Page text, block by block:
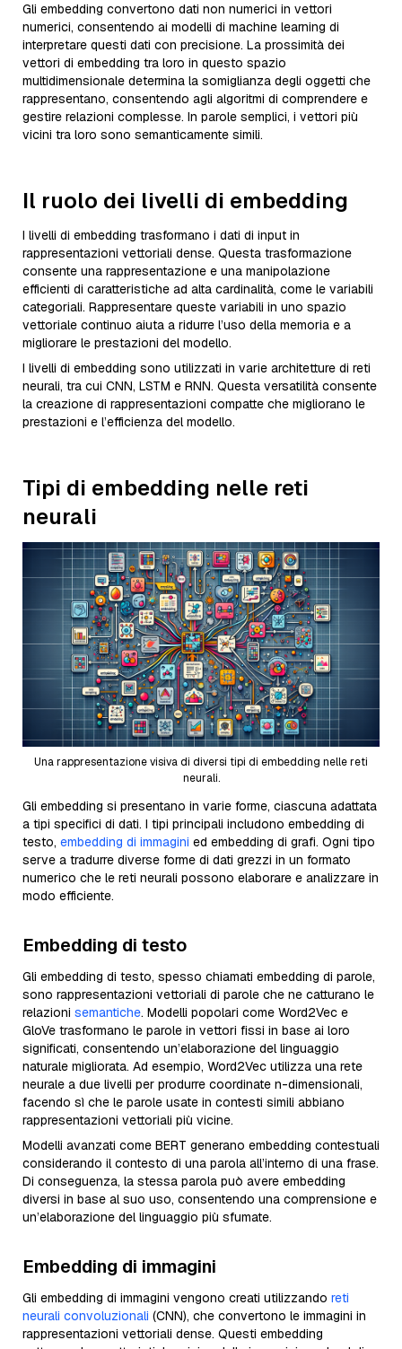
Gli embedding convertono dati non numerici in vettori
numerici, consentendo ai modelli di machine learning di
interpretare questi dati con precisione. La prossimità dei
vettori di embedding tra loro in questo spazio
multidimensionale determina la somiglianza degli oggetti che
rappresentano, consentendo agli algoritmi di comprendere e
gestire relazioni complesse. In parole semplici, i vettori più
vicini tra loro sono semanticamente simili.
Il ruolo dei livelli di embedding
I livelli di embedding trasformano i dati di input in
rappresentazioni vettoriali dense. Questa trasformazione
consente una rappresentazione e una manipolazione
efficienti di caratteristiche ad alta cardinalità, come le variabili
categoriali. Rappresentare queste variabili in uno spazio
vettoriale continuo aiuta a ridurre l’uso della memoria e a
migliorare le prestazioni del modello.
I livelli di embedding sono utilizzati in varie architetture di reti
neurali, tra cui CNN, LSTM e RNN. Questa versatilità consente
la creazione di rappresentazioni compatte che migliorano le
prestazioni e l’efficienza del modello.
Tipi di embedding nelle reti
neurali
Una rappresentazione visiva di diversi tipi di embedding nelle reti
neurali.
Gli embedding si presentano in varie forme, ciascuna adattata
a tipi specifici di dati. I tipi principali includono embedding di
testo, embedding di immagini ed embedding di grafi. Ogni tipo
serve a tradurre diverse forme di dati grezzi in un formato
numerico che le reti neurali possono elaborare e analizzare in
modo efficiente.
Embedding di testo
Gli embedding di testo, spesso chiamati embedding di parole,
sono rappresentazioni vettoriali di parole che ne catturano le
relazioni semantiche. Modelli popolari come Word2Vec e
GloVe trasformano le parole in vettori fissi in base ai loro
significati, consentendo un’elaborazione del linguaggio
naturale migliorata. Ad esempio, Word2Vec utilizza una rete
neurale a due livelli per produrre coordinate n-dimensionali,
facendo sì che le parole usate in contesti simili abbiano
rappresentazioni vettoriali più vicine.
Modelli avanzati come BERT generano embedding contestuali
considerando il contesto di una parola all’interno di una frase.
Di conseguenza, la stessa parola può avere embedding
diversi in base al suo uso, consentendo una comprensione e
un’elaborazione del linguaggio più sfumate.
Embedding di immagini
Gli embedding di immagini vengono creati utilizzando reti
neurali convoluzionali (CNN), che convertono le immagini in
rappresentazioni vettoriali dense. Questi embedding